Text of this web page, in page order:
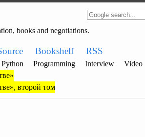
books and negotiations.
Bookshelf RSS
Python Programming Interview
Video
второй том